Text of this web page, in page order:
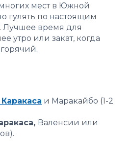
мест в Южной
гулять по настоящим
время для
утро или закат, когда
и Маракайбо (1-2
Валенсии или